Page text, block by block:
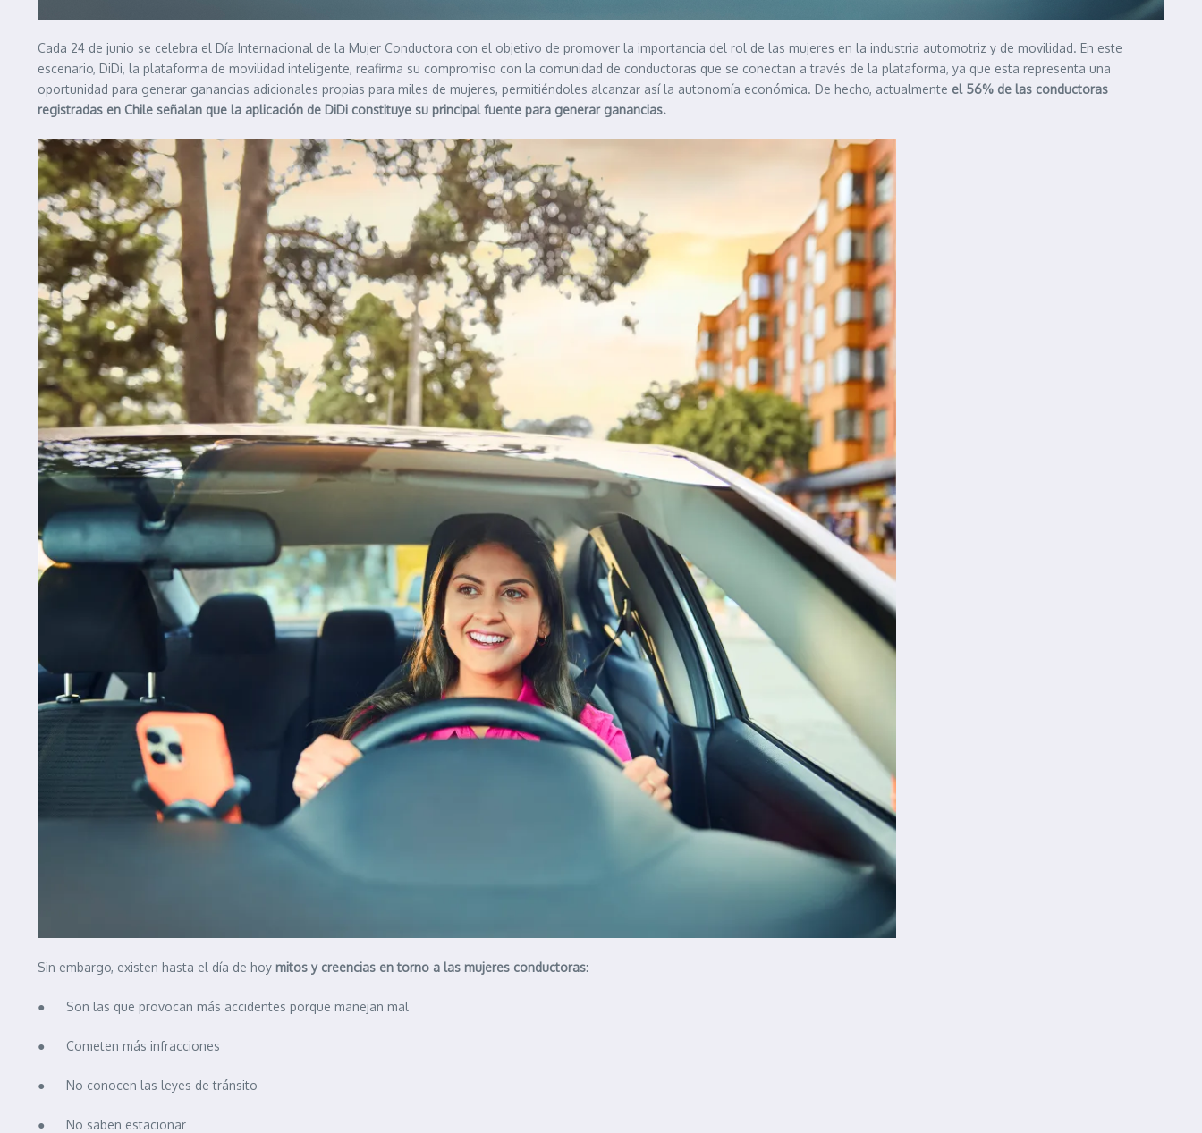
Cada 24 de junio se celebra el Día Internacional de la Mujer Conductora con el objetivo de promover la importancia del rol de las mujeres en la industria automotriz y de movilidad. En este
escenario, DiDi, la plataforma de movilidad inteligente, reafirma su compromiso con la comunidad de conductoras que se conectan a través de la plataforma, ya que esta representa una
oportunidad para generar ganancias adicionales propias para miles de mujeres, permitiéndoles alcanzar así la autonomía económica. De hecho, actualmente el 56% de las conductoras
registradas en Chile señalan que la aplicación de DiDi constituye su principal fuente para generar ganancias.
Sin embargo, existen hasta el día de hoy mitos y creencias en torno a las mujeres conductoras:
● Son las que provocan más accidentes porque manejan mal
● Cometen más infracciones
● No conocen las leyes de tránsito
● No saben estacionar